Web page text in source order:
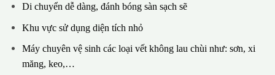
Di chuyển dễ dàng, đánh bóng sàn sạch sẽ
Khu vực sử dụng diện tích nhỏ
Máy chuyên vệ sinh các loại vết không lau chùi như: sơn, xi
măng, keo,…